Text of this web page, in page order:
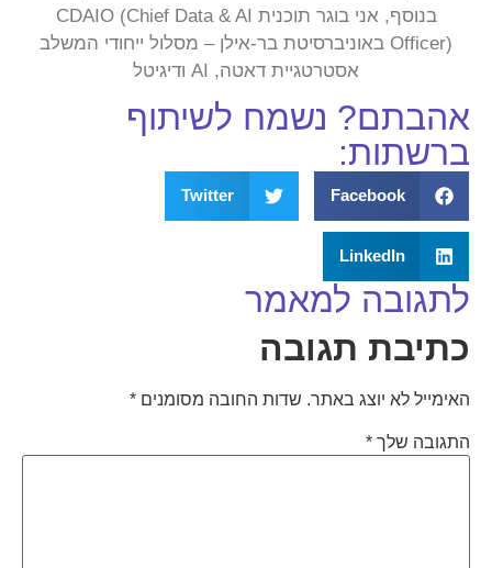
בנוסף, אני בוגר תוכנית CDAIO (Chief Data & AI
Officer) באוניברסיטת בר-אילן – מסלול ייחודי המשלב
אסטרטגיית דאטה, AI ודיגיטל
אהבתם? נשמח לשיתוף
ברשתות:
Facebook
Twitter
LinkedIn
לתגובה למאמר
כתיבת תגובה
האימייל לא יוצג באתר. שדות החובה מסומנים *
התגובה שלך *